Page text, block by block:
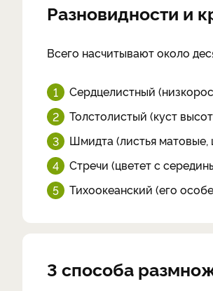
Разновидности и
Всего насчитывают около
Сердцелистный
Толстолистый (куст
Шмидта (листья матовые,
Стречи (цветет с
Тихоокеанский (его
3 способа